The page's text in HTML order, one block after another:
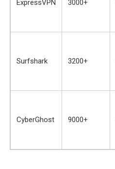
ExpressVPN 3000+
Surfshark 3200+
CyberGhost 9000+